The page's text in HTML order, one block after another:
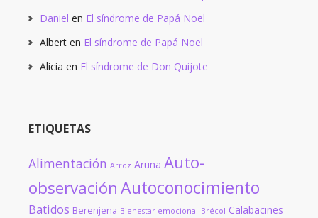
Daniel en El síndrome de Papá Noel
Albert en El síndrome de Papá Noel
Alicia en El síndrome de Don Quijote
ETIQUETAS
Alimentación Arroz Aruna Auto-
observaciónAutoconocimiento
Batidos Berenjena Bienestar emocional Brécol Calabacines